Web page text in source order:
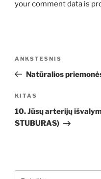
your comment data is
įrašų
Ankstesnis
įrašas
ANKSTESNIS
Natūralios
Kitas
įrašas
KITAS
10. Jūsų arterijų
STUBURAS)